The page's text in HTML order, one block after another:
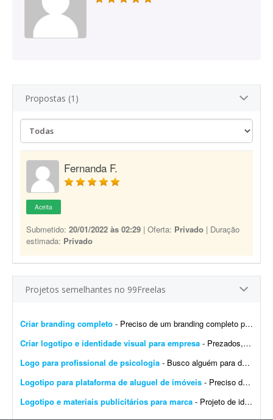
Propostas (1)
Fernanda F.
Aceita
Submetido: 20/01/2022 às 02:29 | Oferta: Privado | Duração
estimada: Privado
Projetos semelhantes no 99Freelas
Criar branding completo - Preciso de um branding completo para minha marca. Já existe uma base, mas é completamente genérica e provavelmente terei problemas com direitos autorais no futuro. Nome da mar...
Criar logotipo e identidade visual para empresa - Prezados, tenho uma pessoa em mente para o trabalho e a direcionarei a este projeto. Trata-se da criação de logotipo e identidade visual para a empresa do agronegócio Agromation.
Logo para profissional de psicologia - Busco alguém para desenvolver uma identidade visual para meu instagram como profissional de psicologia.
Logotipo para plataforma de aluguel de imóveis - Preciso de um designer para produzir os arquivos finais de um logotipo já 100% definido. Não é um trabalho de criação ou conceito - o logotipo, as cores, a tipogr...
Logotipo e materiais publicitários para marca - Projeto de identidade visual - Teacher English Desenvolvimento de uma identidade visual moderna e profissional para a marca Teacher English, voltada ao ensino da língua inglesa. O projeto ...